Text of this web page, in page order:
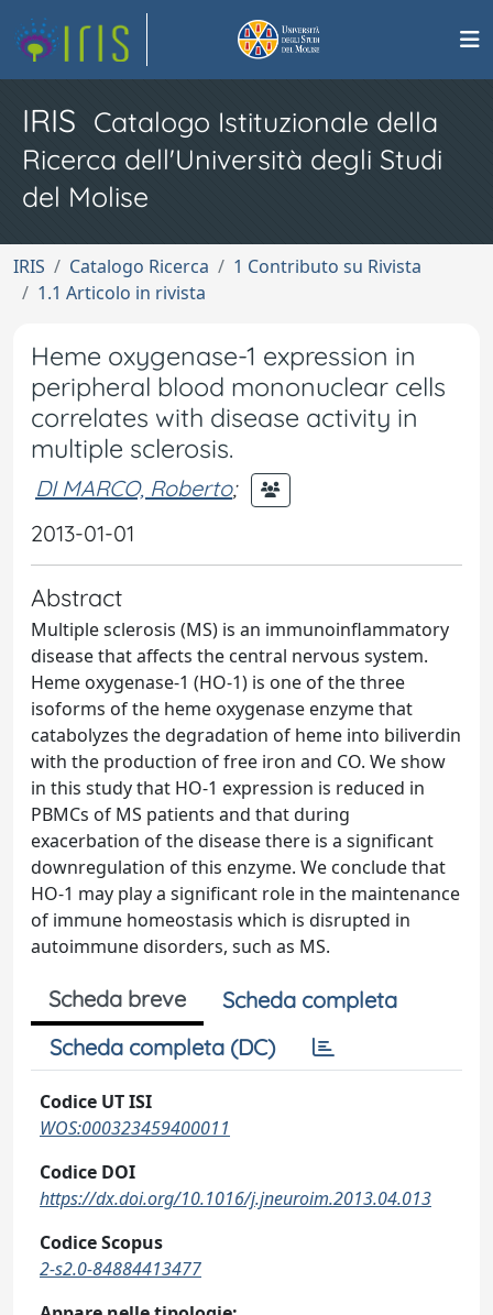
IRIS Catalogo Istituzionale della
Ricerca dell'Università degli Studi
del Molise
IRIS Catalogo Ricerca
1 Contributo su Rivista
1.1 Articolo in rivista
Heme oxygenase-1 expression in
peripheral blood mononuclear cells
correlates with disease activity in
multiple sclerosis.
DI MARCO, Roberto;
2013-01-01
Abstract
Multiple sclerosis (MS) is an immunoinflammatory
disease that affects the central nervous system.
Heme oxygenase-1 (HO-1) is one of the three
isoforms of the heme oxygenase enzyme that
catabolyzes the degradation of heme into biliverdin
with the production of free iron and CO. We show
in this study that HO-1 expression is reduced in
PBMCs of MS patients and that during
exacerbation of the disease there is a significant
downregulation of this enzyme. We conclude that
HO-1 may play a significant role in the maintenance
of immune homeostasis which is disrupted in
autoimmune disorders, such as MS.
Scheda breve
Scheda completa
Scheda completa (DC)
Codice UT ISI
WOS:000323459400011
Codice DOI
https://dx.doi.org/10.1016/j.jneuroim.2013.04.013
Codice Scopus
2-s2.0-84884413477